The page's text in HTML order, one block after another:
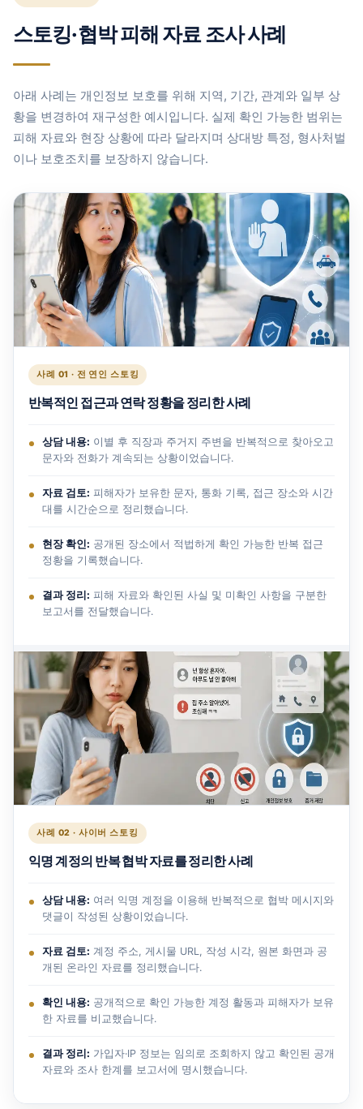
스토킹·협박 피해 자료 조사 사례
아래 사례는 개인정보 보호를 위해 지역, 기간, 관계와 일부 상
황을 변경하여 재구성한 예시입니다. 실제 확인 가능한 범위는
피해 자료와 현장 상황에 따라 달라지며 상대방 특정, 형사처벌
이나 보호조치를 보장하지 않습니다.
사례 01 · 전 연인 스토킹
반복적인 접근과 연락 정황을 정리한 사례
상담 내용: 이별 후 직장과 주거지 주변을 반복적으로 찾아오고
문자와 전화가 계속되는 상황이었습니다.
자료 검토: 피해자가 보유한 문자, 통화 기록, 접근 장소와 시간
대를 시간순으로 정리했습니다.
현장 확인: 공개된 장소에서 적법하게 확인 가능한 반복 접근
정황을 기록했습니다.
결과 정리: 피해 자료와 확인된 사실 및 미확인 사항을 구분한
보고서를 전달했습니다.
사례 02 · 사이버 스토킹
익명 계정의 반복 협박 자료를 정리한 사례
상담 내용: 여러 익명 계정을 이용해 반복적으로 협박 메시지와
댓글이 작성된 상황이었습니다.
자료 검토: 계정 주소, 게시물 URL, 작성 시각, 원본 화면과 공
개된 온라인 자료를 정리했습니다.
확인 내용: 공개적으로 확인 가능한 계정 활동과 피해자가 보유
한 자료를 비교했습니다.
결과 정리: 가입자·IP 정보는 임의로 조회하지 않고 확인된 공개
자료와 조사 한계를 보고서에 명시했습니다.